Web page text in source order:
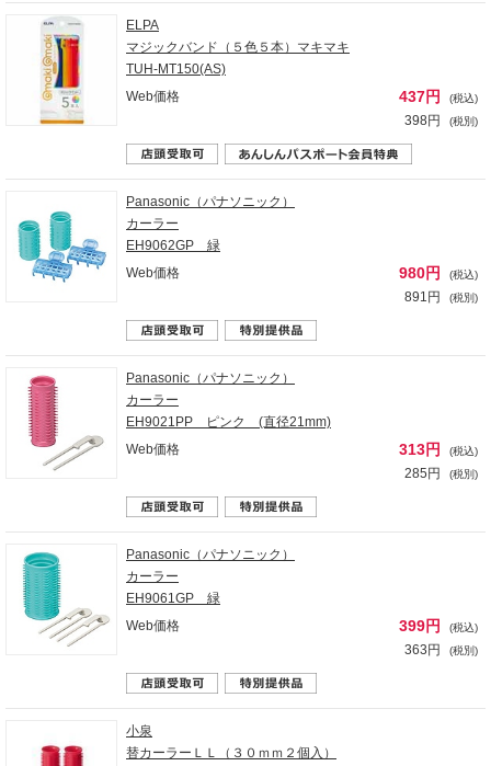
ELPA
マジックバンド（５色５本）マキマキ
TUH-MT150(AS)
Web価格
437円 (税込)
398円 (税別)
Panasonic（パナソニック）
カーラー
EH9062GP 緑
Web価格
980円 (税込)
891円 (税別)
Panasonic（パナソニック）
カーラー
EH9021PP ピンク (直径21mm)
Web価格
313円 (税込)
285円 (税別)
Panasonic（パナソニック）
カーラー
EH9061GP 緑
Web価格
399円 (税込)
363円 (税別)
小泉
替カーラーＬＬ（３０ｍｍ２個入）